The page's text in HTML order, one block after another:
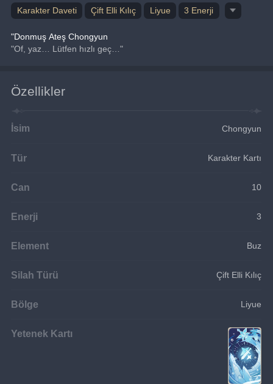
Karakter Daveti Çift Elli Kılıç Liyue 3 Enerji
"Donmuş Ateş Chongyun
"Of, yaz… Lütfen hızlı geç…"
Özellikler
İsim Chongyun
Tür Karakter Kartı
Can 10
Enerji 3
Element Buz
Silah Türü Çift Elli Kılıç
Bölge Liyue
Yetenek Kartı